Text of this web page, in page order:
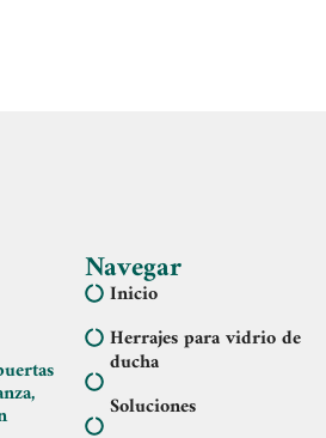
Navegar
Inicio
Herrajes para vidrio de
ducha
Soluciones